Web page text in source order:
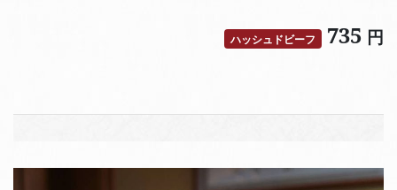
ハッシュドビーフ 735 円